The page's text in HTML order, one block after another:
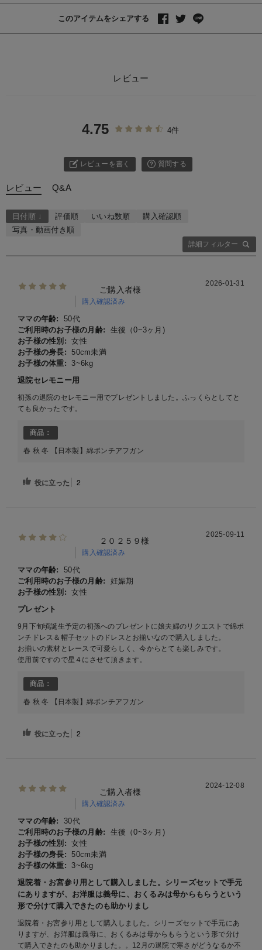
このアイテムをシェアする
レビュー
4.75 4件
レビューを書く 質問する
レビュー Q&A
詳細フィルター
日付順 ↓ 評価順 いいね数順
購入確認順
写真・動画付き順
ご購入者様
購入確認済み
2026-01-31
ママの年齢:
50代
ご利用時のお子様の月齢:
生後（0~3ヶ月)
お子様の性別: 女性
お子様の身長: 50cm未満
お子様の体重:
3~6kg
退院セレモニー用
初孫の退院のセレモニー用でプレゼントしました。ふっくらとしてと
ても良かったです。
商品：
春 秋 冬 【日本製】綿ポンチアフガン
役に立った 2
２０２５９様
購入確認済み
2025-09-11
ママの年齢:
50代
ご利用時のお子様の月齢:
妊娠期
お子様の性別: 女性
プレゼント
9月下旬頃誕生予定の初孫へのプレゼントに娘夫婦のリクエストで綿ポ
ンチドレス＆帽子セットのドレスとお揃いなので購入しました。
お揃いの素材とレースで可愛らしく、今からとても楽しみです。
使用前ですので星４にさせて頂きます。
商品：
春 秋 冬 【日本製】綿ポンチアフガン
役に立った 2
ご購入者様
購入確認済み
2024-12-08
ママの年齢:
30代
ご利用時のお子様の月齢:
生後（0~3ヶ月)
お子様の性別: 女性
お子様の身長: 50cm未満
お子様の体重:
3~6kg
退院着・お宮参り用として購入しました。シリーズセットで手元
にありますが、お洋服は義母に、おくるみは母からもらうという
形で分けて購入できたのも助かりまし
退院着・お宮参り用として購入しました。シリーズセットで手元にあ
りますが、お洋服は義母に、おくるみは母からもらうという形で分け
て購入できたのも助かりました。。12月の退院で寒さがどうなるか不